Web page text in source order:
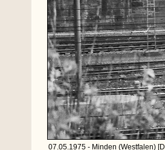
07.05.1975 - Minden (Westfalen)